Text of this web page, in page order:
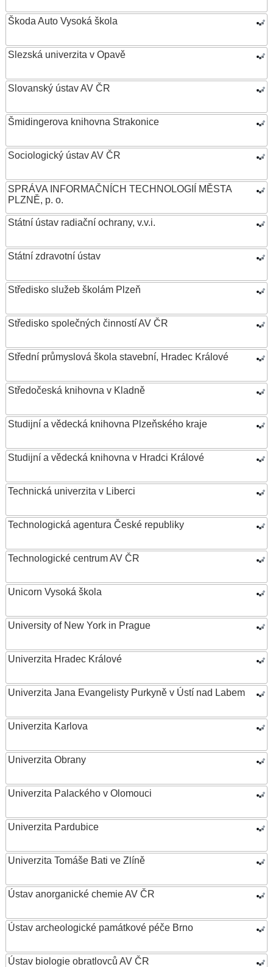
Škoda Auto Vysoká škola
Slezská univerzita v Opavě
Slovanský ústav AV ČR
Šmidingerova knihovna Strakonice
Sociologický ústav AV ČR
SPRÁVA INFORMAČNÍCH TECHNOLOGIÍ MĚSTA
PLZNĚ, p. o.
Státní ústav radiační ochrany, v.v.i.
Státní zdravotní ústav
Středisko služeb školám Plzeň
Středisko společných činností AV ČR
Střední průmyslová škola stavební, Hradec Králové
Středočeská knihovna v Kladně
Studijní a vědecká knihovna Plzeňského kraje
Studijní a vědecká knihovna v Hradci Králové
Technická univerzita v Liberci
Technologická agentura České republiky
Technologické centrum AV ČR
Unicorn Vysoká škola
University of New York in Prague
Univerzita Hradec Králové
Univerzita Jana Evangelisty Purkyně v Ústí nad Labem
Univerzita Karlova
Univerzita Obrany
Univerzita Palackého v Olomouci
Univerzita Pardubice
Univerzita Tomáše Bati ve Zlíně
Ústav anorganické chemie AV ČR
Ústav archeologické památkové péče Brno
Ústav biologie obratlovců AV ČR